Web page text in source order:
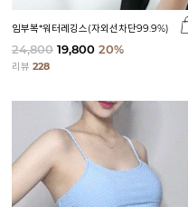
임부복*워터레깅스(자외선차단99.9%)
24,800 19,800 20%
리뷰 228